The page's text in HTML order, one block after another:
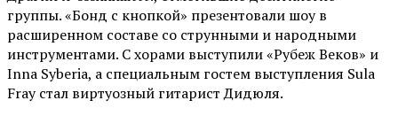
группы. «Бонд с кнопкой» презентовали шоу в
расширенном составе со струнными и народными
инструментами. С хорами выступили «Рубеж Веков» и
Inna Syberia, а специальным гостем выступления Sula
Fray стал виртуозный гитарист Дидюля.